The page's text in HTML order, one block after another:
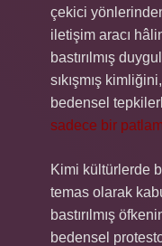
çekici
iletişim aracı
bastırılmış
sıkışmış
bedensel
sadece bir
Kimi kültürlerde
temas olarak
bastırılmış
bedensel